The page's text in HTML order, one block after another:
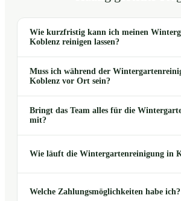
Wie kurzfristig kann ich meinen
Koblenz reinigen lassen?
Muss ich während der
Koblenz vor Ort sein?
Bringt das Team alles für die
mit?
Wie läuft die Wintergartenreinigung in
Welche Zahlungsmöglichkeiten habe ich?